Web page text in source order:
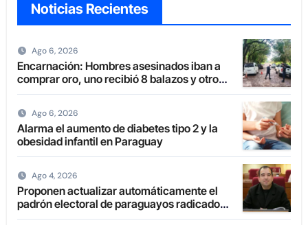
Noticias Recientes
Ago 6, 2026
Encarnación: Hombres asesinados iban a
comprar oro, uno recibió 8 balazos y otro
uno en la boca
Ago 6, 2026
Alarma el aumento de diabetes tipo 2 y la
obesidad infantil en Paraguay
Ago 4, 2026
Proponen actualizar automáticamente el
padrón electoral de paraguayos radicados
en el extranjero